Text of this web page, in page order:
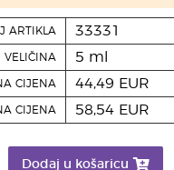
ARTIKLA 33331
VELIČINA 5 ml
CIJENA 44,49 EUR
CIJENA 58,54 EUR
Dodaj u košaricu